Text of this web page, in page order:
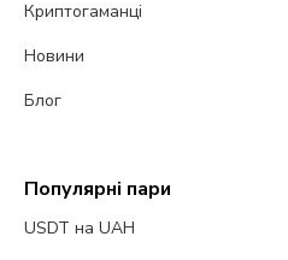
Криптогаманці
Новини
Блог
Популярні пари
USDT на UAH